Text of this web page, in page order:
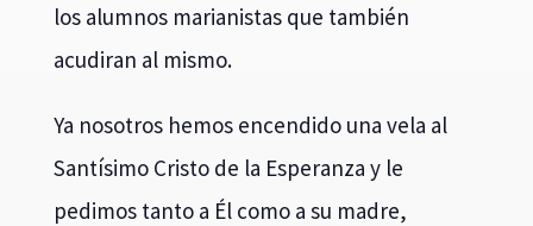
los alumnos marianistas que también
acudiran al mismo.
Ya nosotros hemos encendido una vela al
Santísimo Cristo de la Esperanza y le
pedimos tanto a Él como a su madre,